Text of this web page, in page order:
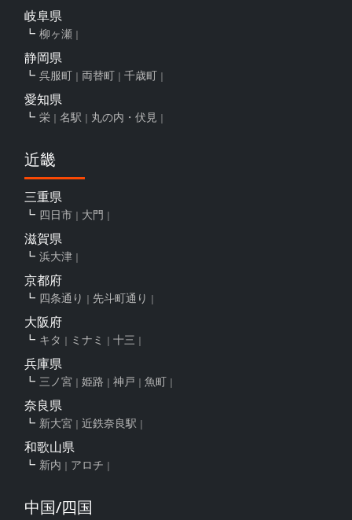
岐阜県
柳ヶ瀬
静岡県
呉服町 両替町 千歳町
愛知県
栄 名駅 丸の内・伏見
近畿
三重県
四日市 大門
滋賀県
浜大津
京都府
四条通り 先斗町通り
大阪府
キタ ミナミ 十三
兵庫県
三ノ宮 姫路 神戸 魚町
奈良県
新大宮 近鉄奈良駅
和歌山県
新内 アロチ
中国/四国